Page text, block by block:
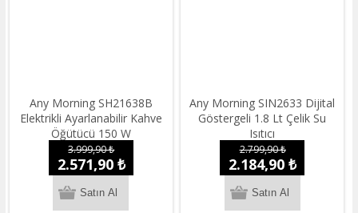
Any Morning SH21638B
Elektrikli Ayarlanabilir Kahve
Öğütücü 150 W
3.999,90 ₺
2.571,90 ₺
Any Morning SIN2633 Dijital
Göstergeli 1.8 Lt Çelik Su
Isıtıcı
2.799,90 ₺
2.184,90 ₺